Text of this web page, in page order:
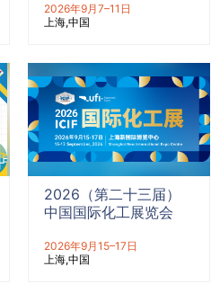
2026年9月7–11日
上海 中国
2026（第二十三届）
中国国际化工展览会
2026年9月15–17日
上海 中国